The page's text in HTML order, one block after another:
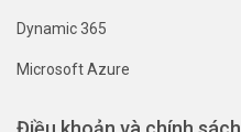
Dynamic 365
Microsoft Azure